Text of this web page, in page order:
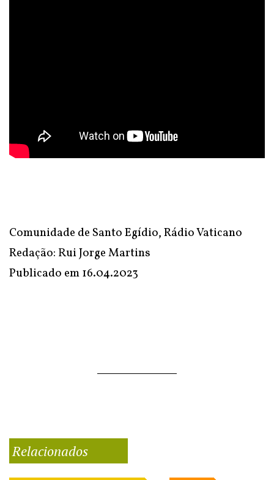
Comunidade de Santo Egídio, Rádio Vaticano
Redação: Rui Jorge Martins
Publicado em16.04.2023
Relacionados